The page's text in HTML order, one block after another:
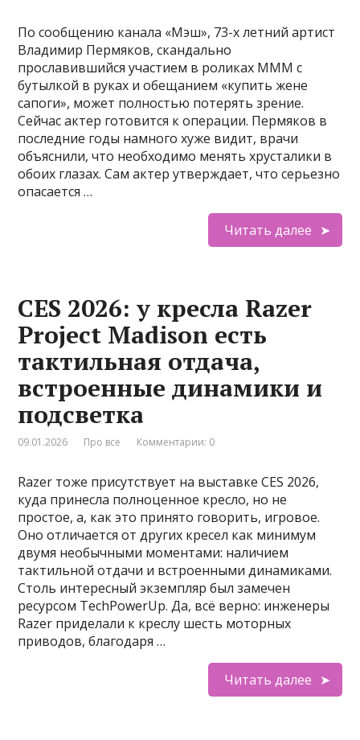
По сообщению канала «Мэш», 73-х летний артист
Владимир Пермяков, скандально
прославившийся участием в роликах МММ с
бутылкой в руках и обещанием «купить жене
сапоги», может полностью потерять зрение.
Сейчас актер готовится к операции. Пермяков в
последние годы намного хуже видит, врачи
объяснили, что необходимо менять хрусталики в
обоих глазах. Сам актер утверждает, что серьезно
опасается …
Читать далее
CES 2026: у кресла Razer
Project Madison есть
тактильная отдача,
встроенные динамики и
подсветка
09.01.2026 Про все Комментарии: 0
Razer тоже присутствует на выставке CES 2026,
куда принесла полноценное кресло, но не
простое, а, как это принято говорить, игровое.
Оно отличается от других кресел как минимум
двумя необычными моментами: наличием
тактильной отдачи и встроенными динамиками.
Столь интересный экземпляр был замечен
ресурсом TechPowerUp. Да, всё верно: инженеры
Razer приделали к креслу шесть моторных
приводов, благодаря …
Читать далее